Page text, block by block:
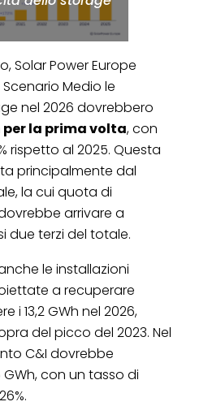
Solar Power Europe
Medio le
nel 2026 dovrebbero
per la prima volta, con
rispetto al 2025. Questa
principalmente dal
la cui quota di
arrivare a
due terzi del totale.
le installazioni
a recuperare
i 13,2 GWh nel 2026,
del picco del 2023. Nel
C&I dovrebbe
con un tasso di